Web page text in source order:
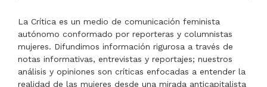
La Crítica es un medio de comunicación feminista
autónomo conformado por reporteras y columnistas
mujeres. Difundimos información rigurosa a través de
notas informativas, entrevistas y reportajes; nuestros
análisis y opiniones son críticas enfocadas a entender la
realidad de las mujeres desde una mirada anticapitalista